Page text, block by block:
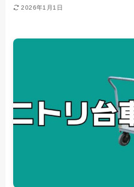
2026年1月1日